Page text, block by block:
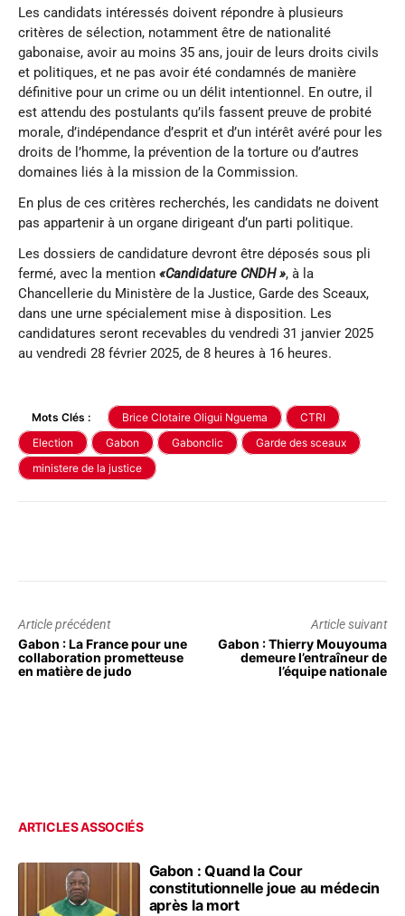
Les candidats intéressés doivent répondre à plusieurs
critères de sélection, notamment être de nationalité
gabonaise, avoir au moins 35 ans, jouir de leurs droits civils
et politiques, et ne pas avoir été condamnés de manière
définitive pour un crime ou un délit intentionnel. En outre, il
est attendu des postulants qu’ils fassent preuve de probité
morale, d’indépendance d’esprit et d’un intérêt avéré pour les
droits de l’homme, la prévention de la torture ou d’autres
domaines liés à la mission de la Commission.
En plus de ces critères recherchés, les candidats ne doivent
pas appartenir à un organe dirigeant d’un parti politique.
Les dossiers de candidature devront être déposés sous pli
fermé, avec la mention «Candidature CNDH », à la
Chancellerie du Ministère de la Justice, Garde des Sceaux,
dans une urne spécialement mise à disposition. Les
candidatures seront recevables du vendredi 31 janvier 2025
au vendredi 28 février 2025, de 8 heures à 16 heures.
Mots Clés : Brice Clotaire Oligui Nguema
CTRI
Election
Gabon Gabonclic
Garde des sceaux
ministere de la justice
Article précédent
Gabon : La France pour une
collaboration prometteuse
en matière de judo
Article suivant
Gabon : Thierry Mouyouma
demeure l’entraîneur de
l’équipe nationale
ARTICLES ASSOCIÉS
Gabon : Quand la Cour
constitutionnelle joue au médecin
après la mort